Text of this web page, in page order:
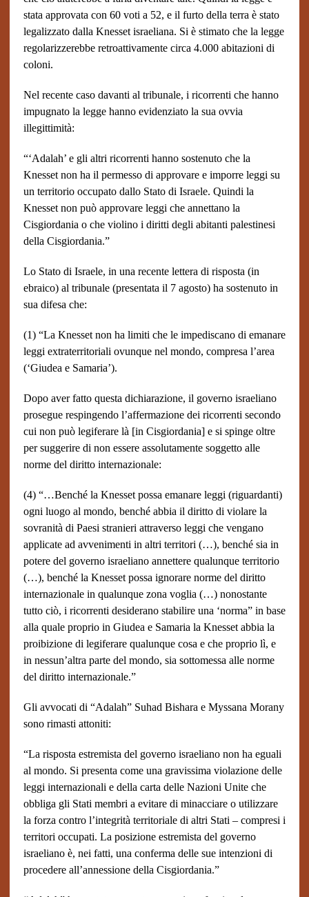
stata approvata con 60 voti a 52, e il furto della terra è stato
legalizzato dalla Knesset israeliana. Si è stimato che la legge
regolarizzerebbe retroattivamente circa 4.000 abitazioni di
coloni.
Nel recente caso davanti al tribunale, i ricorrenti che hanno
impugnato la legge hanno evidenziato la sua ovvia
illegittimità:
“‘Adalah’ e gli altri ricorrenti hanno sostenuto che la
Knesset non ha il permesso di approvare e imporre leggi su
un territorio occupato dallo Stato di Israele. Quindi la
Knesset non può approvare leggi che annettano la
Cisgiordania o che violino i diritti degli abitanti palestinesi
della Cisgiordania.”
Lo Stato di Israele, in una recente lettera di risposta (in
ebraico) al tribunale (presentata il 7 agosto) ha sostenuto in
sua difesa che:
(1) “La Knesset non ha limiti che le impediscano di emanare
leggi extraterritoriali ovunque nel mondo, compresa l’area
(‘Giudea e Samaria’).
Dopo aver fatto questa dichiarazione, il governo israeliano
prosegue respingendo l’affermazione dei ricorrenti secondo
cui non può legiferare là [in Cisgiordania] e si spinge oltre
per suggerire di non essere assolutamente soggetto alle
norme del diritto internazionale:
(4) “…Benché la Knesset possa emanare leggi (riguardanti)
ogni luogo al mondo, benché abbia il diritto di violare la
sovranità di Paesi stranieri attraverso leggi che vengano
applicate ad avvenimenti in altri territori (…), benché sia in
potere del governo israeliano annettere qualunque territorio
(…), benché la Knesset possa ignorare norme del diritto
internazionale in qualunque zona voglia (…) nonostante
tutto ciò, i ricorrenti desiderano stabilire una ‘norma” in base
alla quale proprio in Giudea e Samaria la Knesset abbia la
proibizione di legiferare qualunque cosa e che proprio lì, e
in nessun’altra parte del mondo, sia sottomessa alle norme
del diritto internazionale.”
Gli avvocati di “Adalah” Suhad Bishara e Myssana Morany
sono rimasti attoniti:
“La risposta estremista del governo israeliano non ha eguali
al mondo. Si presenta come una gravissima violazione delle
leggi internazionali e della carta delle Nazioni Unite che
obbliga gli Stati membri a evitare di minacciare o utilizzare
la forza contro l’integrità territoriale di altri Stati – compresi i
territori occupati. La posizione estremista del governo
israeliano è, nei fatti, una conferma delle sue intenzioni di
procedere all’annessione della Cisgiordania.”